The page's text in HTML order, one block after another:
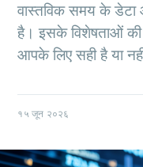
वास्तविक समय के
है। इसके विशेषताओं
आपके लिए सही है या
१५ जून २०२६